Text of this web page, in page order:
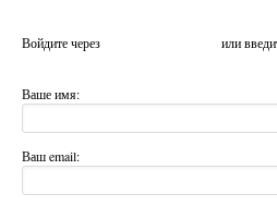
Войдите через или
Ваше имя:
Ваш email: